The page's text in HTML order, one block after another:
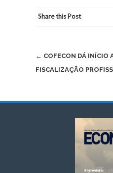
Share this Post
Post
navigation
← COFECON DÁ INÍCIO
FISCALIZAÇÃO